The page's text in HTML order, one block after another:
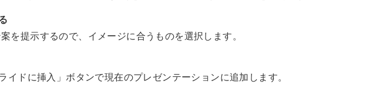
を提示するので、イメージに合うものを選択します。
イドに挿入」ボタンで現在のプレゼンテーションに追加します。